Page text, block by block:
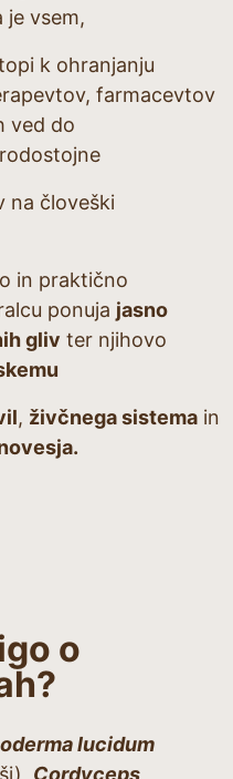
je vsem,
k ohranjanju
farmacevtov
ved do
na človeški
in praktično
ponuja jasno
gliv ter njihovo
, živčnega sistema in
o
lucidum
Cordyceps